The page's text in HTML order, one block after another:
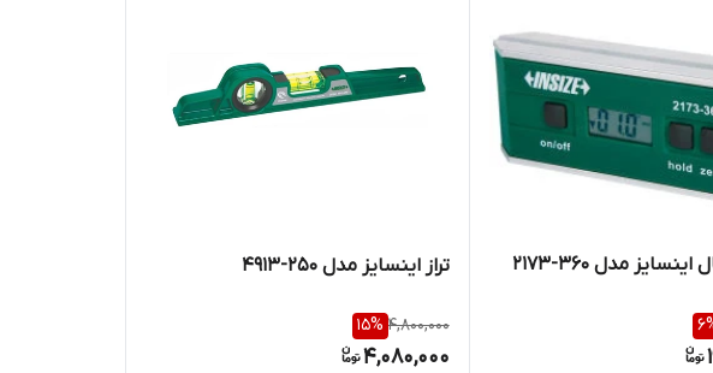
مدل 360-2173
6
تراز اینسایز مدل 250-4913
4,800,000
15%
4,080,000